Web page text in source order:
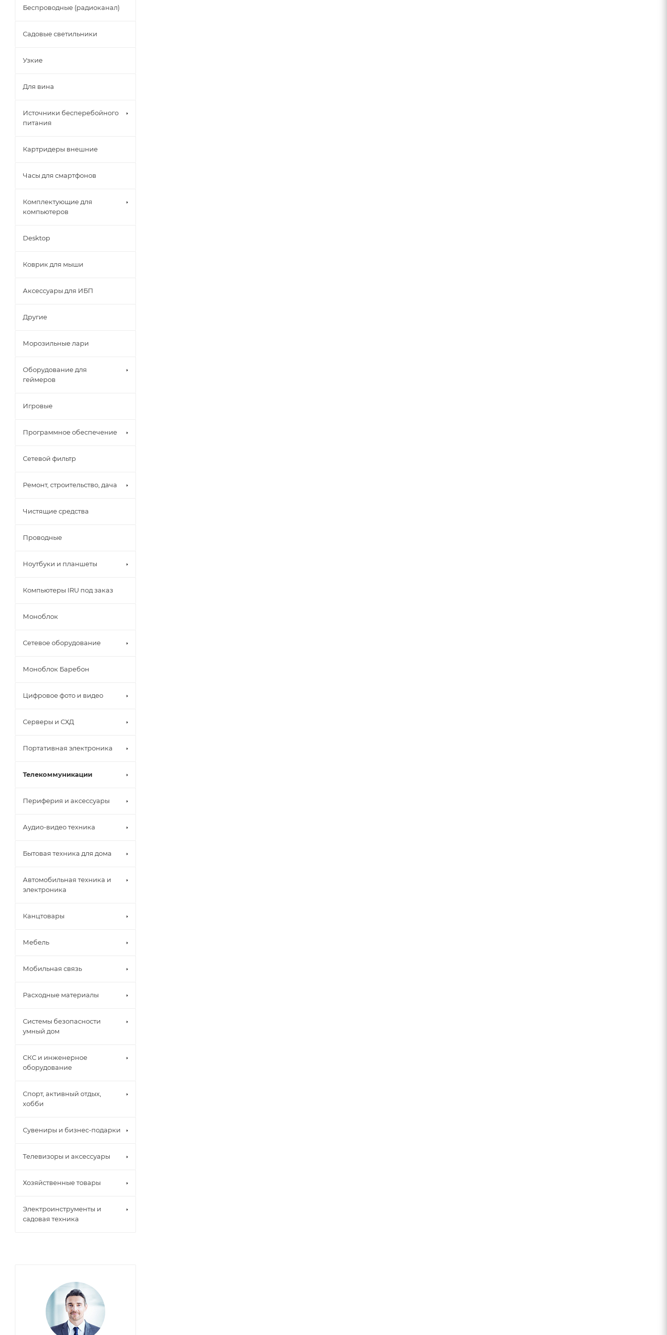
Беспроводные (радиоканал)
Садовые светильники
Узкие
Для вина
Источники бесперебойного
питания
Картридеры внешние
Часы для смартфонов
Комплектующие для
компьютеров
Desktop
Коврик для мыши
Аксессуары для ИБП
Другие
Морозильные лари
Оборудование для
геймеров
Игровые
Программное обеспечение
Сетевой фильтр
Ремонт, строительство, дача
Чистящие средства
Проводные
Ноутбуки и планшеты
Компьютеры IRU под заказ
Моноблок
Сетевое оборудование
Моноблок Баребон
Цифровое фото и видео
Серверы и СХД
Портативная электроника
Телекоммуникации
Периферия и аксессуары
Аудио-видео техника
Бытовая техника для дома
Автомобильная техника и
электроника
Канцтовары
Мебель
Мобильная связь
Расходные материалы
Системы безопасности
умный дом
СКС и инженерное
оборудование
Спорт, активный отдых,
хобби
Сувениры и бизнес-подарки
Телевизоры и аксессуары
Хозяйственные товары
Электроинструменты и
садовая техника